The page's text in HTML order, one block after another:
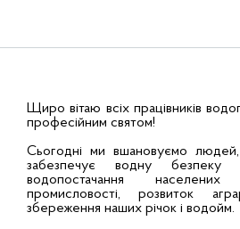
Щиро вітаю всіх працівників
професійним святом!
Сьогодні ми вшановуємо
забезпечує водну безпеку
водопостачання
промисловості, розвиток
збереження наших річок і водойм.